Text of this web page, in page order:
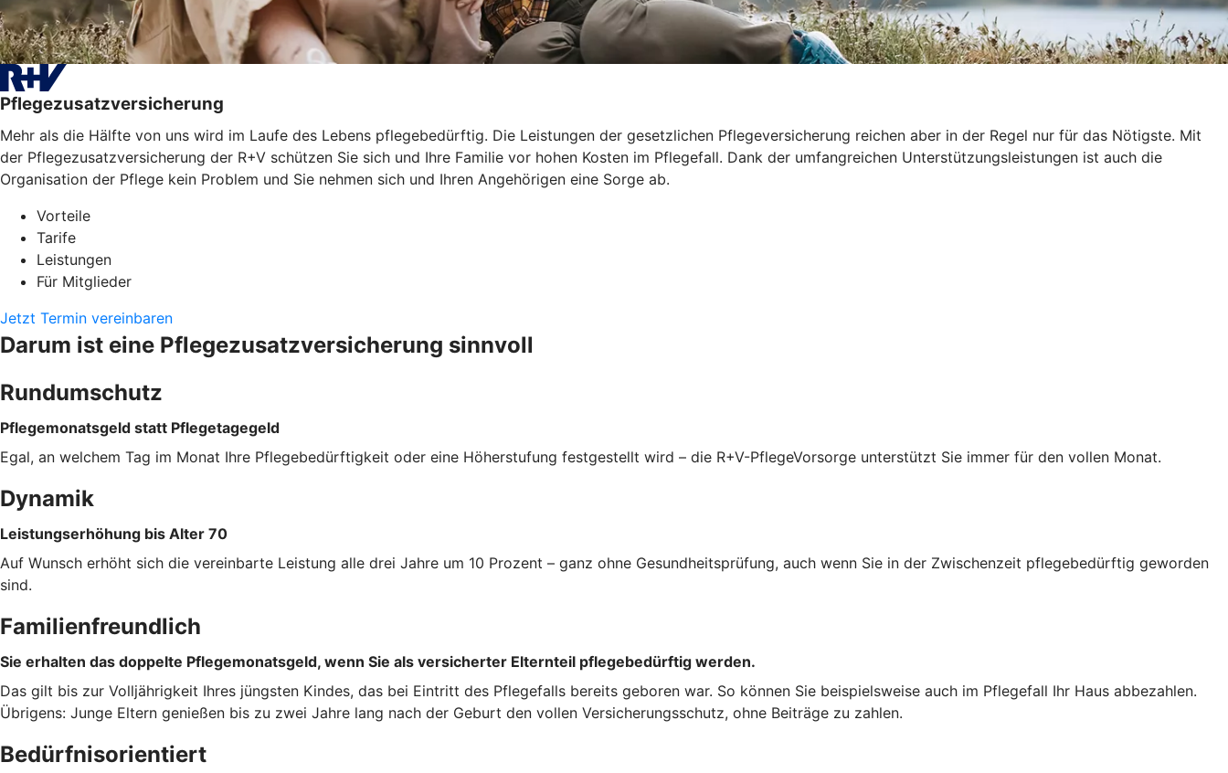
Pflegezusatzversicherung
Mehr als die Hälfte von uns wird im Laufe des Lebens pflegebedürftig. Die Leistungen der gesetzlichen Pflegeversicherung reichen aber in der Regel nur für das Nötigste. Mit
der Pflegezusatzversicherung der R+V schützen Sie sich und Ihre Familie vor hohen Kosten im Pflegefall. Dank der umfangreichen Unterstützungsleistungen ist auch die
Organisation der Pflege kein Problem und Sie nehmen sich und Ihren Angehörigen eine Sorge ab.
Vorteile
Tarife
Leistungen
Für Mitglieder
Jetzt Termin vereinbaren
Darum ist eine Pflegezusatzversicherung sinnvoll
Rundumschutz
Pflegemonatsgeld statt Pflegetagegeld
Egal, an welchem Tag im Monat Ihre Pflegebedürftigkeit oder eine Höherstufung festgestellt wird – die R+V-PflegeVorsorge unterstützt Sie immer für den vollen Monat.
Dynamik
Leistungserhöhung bis Alter 70
Auf Wunsch erhöht sich die vereinbarte Leistung alle drei Jahre um 10 Prozent – ganz ohne Gesundheitsprüfung, auch wenn Sie in der Zwischenzeit pflegebedürftig geworden
sind.
Familienfreundlich
Sie erhalten das doppelte Pflegemonatsgeld, wenn Sie als versicherter Elternteil pflegebedürftig werden.
Das gilt bis zur Volljährigkeit Ihres jüngsten Kindes, das bei Eintritt des Pflegefalls bereits geboren war. So können Sie beispielsweise auch im Pflegefall Ihr Haus abbezahlen.
Übrigens: Junge Eltern genießen bis zu zwei Jahre lang nach der Geburt den vollen Versicherungsschutz, ohne Beiträge zu zahlen.
Bedürfnisorientiert